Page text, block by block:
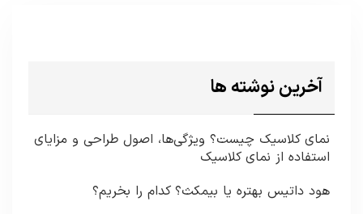
آخرین نوشته ها
نمای کلاسیک چیست؟ ویژگی‌ها، اصول طراحی و مزایای
استفاده از نمای کلاسیک
هود داتیس بهتره یا بیمکث؟ کدام را بخریم؟